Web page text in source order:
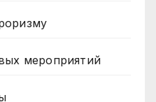
мероприятий